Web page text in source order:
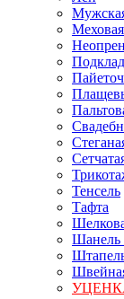
Неопрен
Тенсель
Тафта
Шанель